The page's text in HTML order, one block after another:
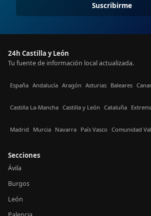
Suscribirme
24h Castilla y León
Tu fuente de información local actualizada.
España Andalucía Aragón Asturias Baleares
Castilla La-Mancha Castilla y León Cataluña
Madrid Murcia Navarra País Vasco Comunidad
Secciones
Ávila
Burgos
León